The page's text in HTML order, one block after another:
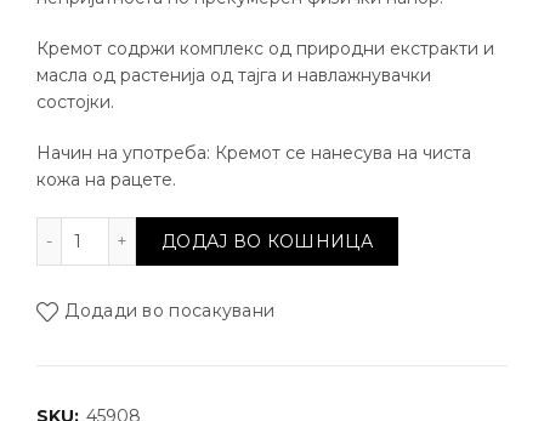
Кремот содржи комплекс од природни екстракти и
масла од растенија од тајга и навлажнувачки
состојки.
Начин на употреба: Кремот се нанесува на чиста
кожа на рацете.
Relax & Moisture крем 80gr. количина
ДОДАЈ ВО КОШНИЦА
Додади во посакувани
SKU: 45908